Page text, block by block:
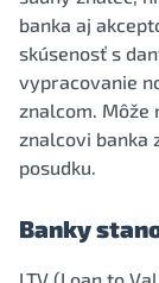
banka aj
skúsenosť s
vypracovanie
znalcom. Môže
znalcovi banka
posudku.
Banky